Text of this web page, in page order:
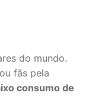
do mundo.
fãs pela
consumo de